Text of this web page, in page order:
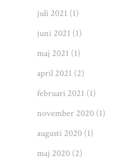
juli 2021 (1)
juni 2021 (1)
maj 2021 (1)
april 2021 (2)
februari 2021 (1)
november 2020 (1)
augusti 2020 (1)
maj 2020 (2)